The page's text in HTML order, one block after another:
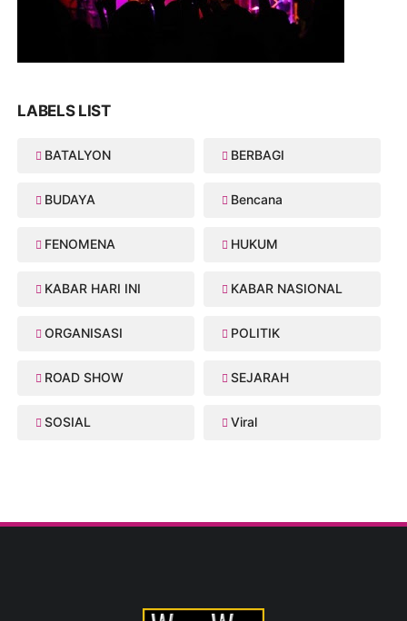
LABELS LIST
BATALYON BERBAGI
BUDAYA Bencana
FENOMENA HUKUM
KABAR HARI INI KABAR NASIONAL
ORGANISASI POLITIK
ROAD SHOW SEJARAH
SOSIAL Viral